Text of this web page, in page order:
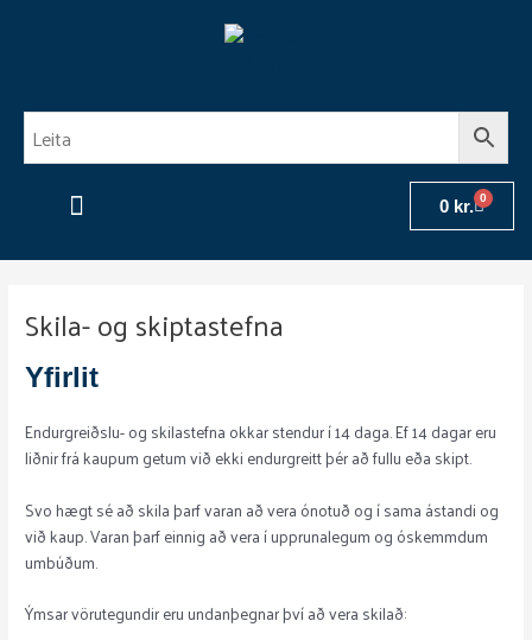
0 kr. 0
Cart
Skila- og skiptastefna
Yfirlit
Endurgreiðslu- og skilastefna okkar stendur í 14 daga. Ef 14 dagar eru
liðnir frá kaupum getum við ekki endurgreitt þér að fullu eða skipt.
Svo hægt sé að skila þarf varan að vera ónotuð og í sama ástandi og
við kaup. Varan þarf einnig að vera í upprunalegum og óskemmdum
umbúðum.
Ýmsar vörutegundir eru undanþegnar því að vera skilað: